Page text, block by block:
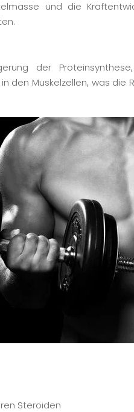
und die
der
den Muskelzellen, was die
Steroiden